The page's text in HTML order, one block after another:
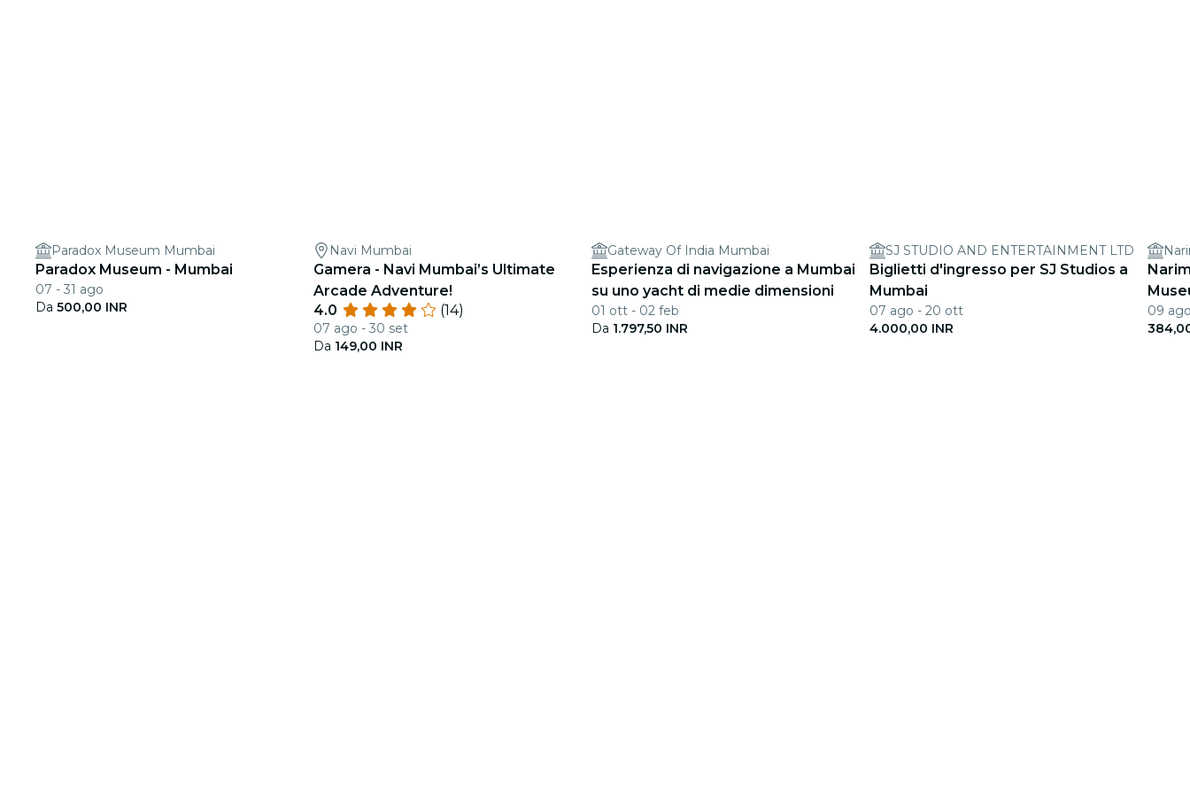
Paradox Museum Mumbai
Paradox Museum - Mumbai
07 - 31 ago
Da 500,00 INR
Navi Mumbai
Gamera - Navi Mumbai’s Ultimate
Arcade Adventure!
4.0
(14)
07 ago - 30 set
Da 149,00 INR
Gateway Of India Mumbai
Esperienza di navigazione a Mumbai
su uno yacht di medie dimensioni
01 ott - 02 feb
Da 1.797,50 INR
SJ STUDIO AND ENTERTAINMENT LTD
Biglietti d'ingresso per SJ Studios a
Mumbai
07 ago - 20 ott
4.000,00 INR
09